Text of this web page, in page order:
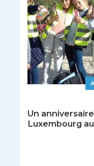
Un
Luxembourg